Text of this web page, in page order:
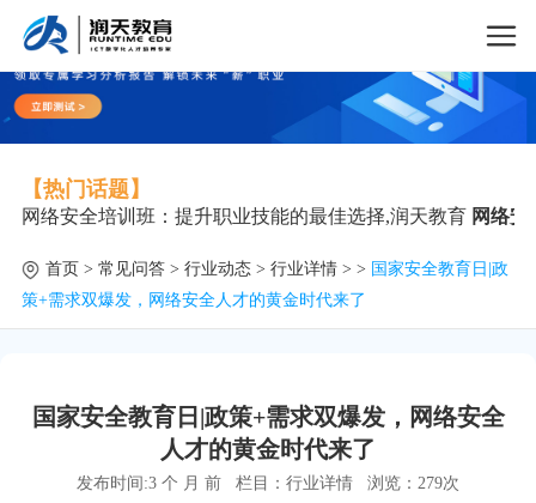
【热门话题】
网络安全培训班：提升职业技能的最佳选择,润天教育 网络安
首页 > 常见问答> 行业动态> 行业详情> > 国家安全教育日|政
策+需求双爆发，网络安全人才的黄金时代来了
国家安全教育日|政策+需求双爆发，网络安全
人才的黄金时代来了
发布时间:3 个 月 前 栏目： 行业详情 浏览： 279次